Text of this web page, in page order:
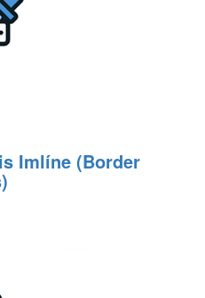
Imlíne (Border